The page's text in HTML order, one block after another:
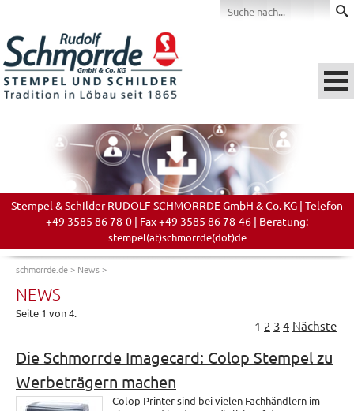
Stempel & Schilder RUDOLF SCHMORRDE GmbH & Co. KG | Telefon
+49 3585 86 78-0 | Fax +49 3585 86 78-46 | Beratung:
stempel(at)schmorrde(dot)de
schmorrde.de> News>
NEWS
Seite 1 von 4.
1 2 3 4 Nächste
Die Schmorrde Imagecard: Colop Stempel zu
Werbeträgern machen
Colop Printer sind bei vielen Fachhändlern im